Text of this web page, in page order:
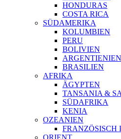
HONDURAS
COSTA RICA
SÜDAMERIKA
KOLUMBIEN
PERU
BOLIVIEN
ARGENTIENIEN
BRASILIEN
AFRIKA
ÄGYPTEN
TANSANIA &
SÜDAFRIKA
KENIA
OZEANIEN
FRANZÖSISCH
ORIENT